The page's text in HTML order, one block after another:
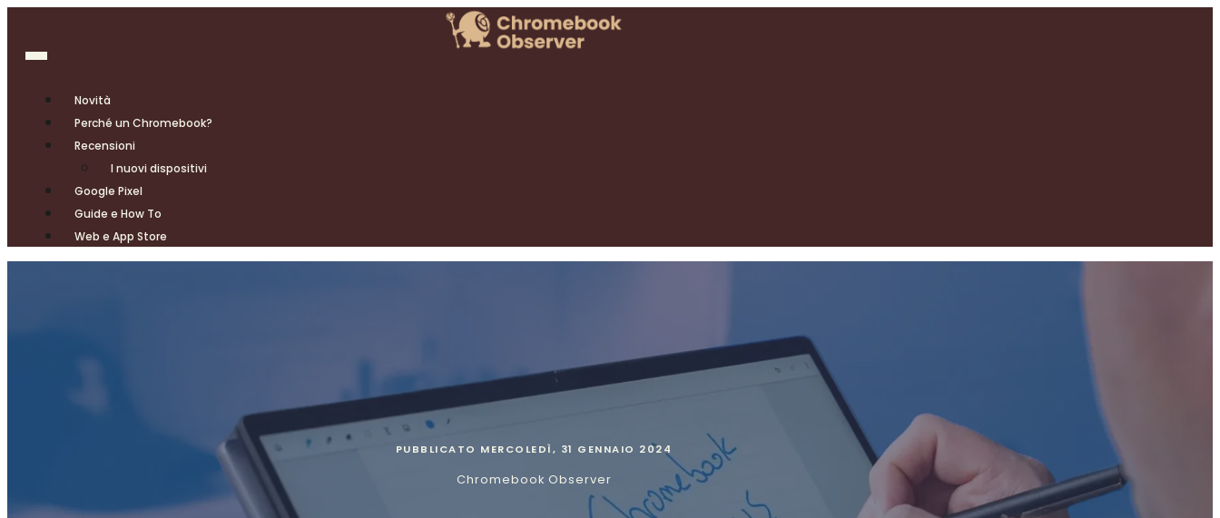
Novità
Perché un Chromebook?
Recensioni
I nuovi dispositivi
Google Pixel
Guide e How To
Web e App Store
PUBBLICATO MERCOLEDÌ, 31 GENNAIO 2024
Chromebook Observer